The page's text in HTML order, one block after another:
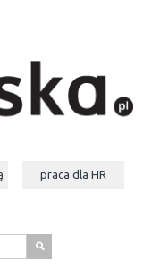
praca dla HR
s